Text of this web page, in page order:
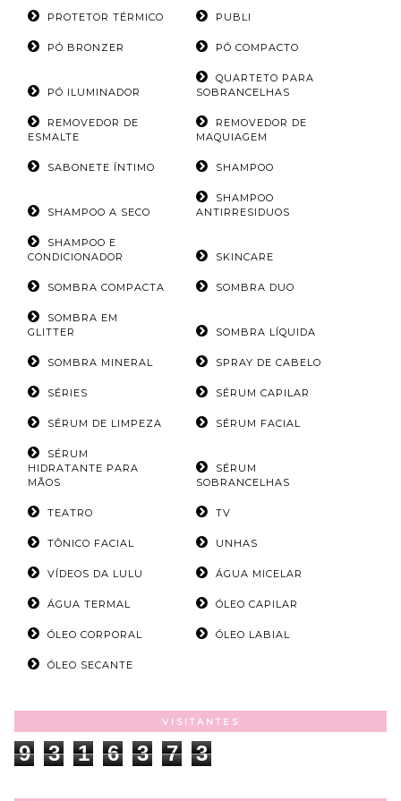
PROTETOR TÉRMICO PUBLI
PÓ BRONZER PÓ COMPACTO
PÓ ILUMINADOR
QUARTETO PARA
SOBRANCELHAS
REMOVEDOR DE
ESMALTE
REMOVEDOR DE
MAQUIAGEM
SABONETE ÍNTIMO SHAMPOO
SHAMPOO A SECO
SHAMPOO
ANTIRRESIDUOS
SHAMPOO E
CONDICIONADOR
SKINCARE
SOMBRA COMPACTA SOMBRA DUO
SOMBRA EM
GLITTER
SOMBRA LÍQUIDA
SOMBRA MINERAL SPRAY DE CABELO
SÉRIES SÉRUM CAPILAR
SÉRUM DE LIMPEZA SÉRUM FACIAL
SÉRUM
HIDRATANTE PARA
MÃOS
SÉRUM
SOBRANCELHAS
TEATRO TV
TÔNICO FACIAL UNHAS
VÍDEOS DA LULU ÁGUA MICELAR
ÁGUA TERMAL ÓLEO CAPILAR
ÓLEO CORPORAL ÓLEO LABIAL
ÓLEO SECANTE
VISITANTES
9 3 1 6 3 7 3